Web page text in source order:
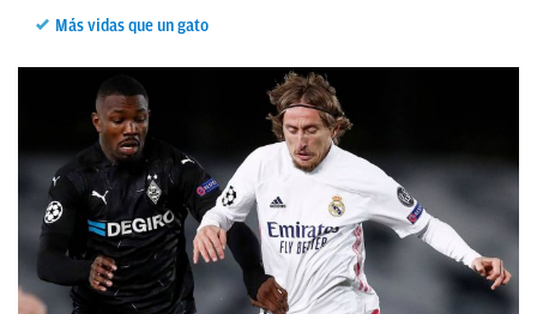
DIRECTO
PAPARAZZI
OKDIARIO
Más vidas que un gato